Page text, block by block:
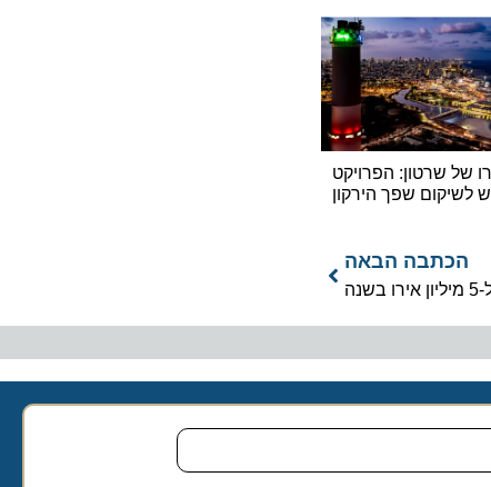
שרטון: הפרויקט
שפך הירקון
הכתבה הבאה